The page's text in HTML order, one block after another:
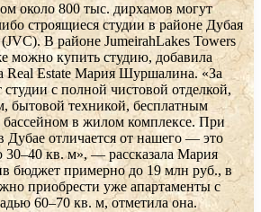
около 800 тыс. дирхамов могут
строящиеся студии в районе Дубая
В районе JumeirahLakes Towers
можно купить студию, добавила
Real Estate Мария Шуршалина. «За
с полной чистовой отделкой,
бытовой техникой, бесплатным
в жилом комплексе. При
Дубае отличается от нашего — это
кв. м», — рассказала Мария
бюджет примерно до 19 млн руб., в
приобрести уже апартаменты с
60–70 кв. м, отметила она.